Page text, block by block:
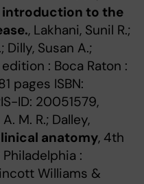
introduction to the
, Lakhani, Sunil R.;
Dilly, Susan A.;
: Boca Raton :
pages ISBN:
ID: 20051579,
M. R.; Dalley,
anatomy, 4th
:
Williams &